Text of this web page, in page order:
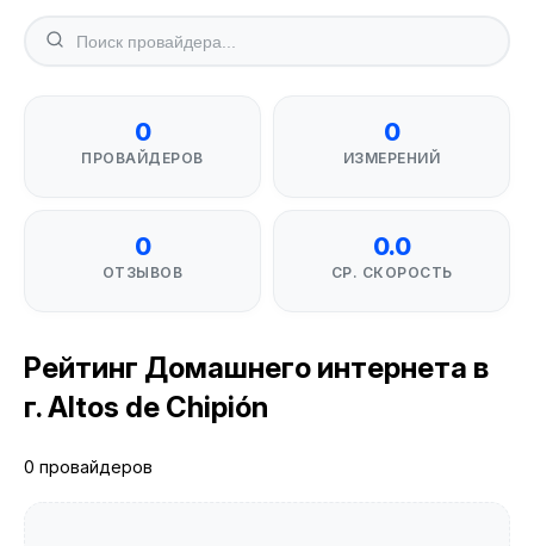
0
ПРОВАЙДЕРОВ
0
ИЗМЕРЕНИЙ
0
ОТЗЫВОВ
0.0
СР. СКОРОСТЬ
Рейтинг Домашнего интернета в
г. Altos de Chipión
0 провайдеров